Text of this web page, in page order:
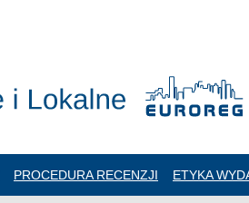
PROCEDURA RECENZJI ETYKA